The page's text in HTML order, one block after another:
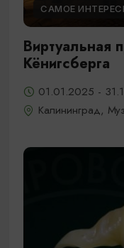
САМОЕ
Виртуальная
Кёнигсберга
01.01.2025 -
Калининград,